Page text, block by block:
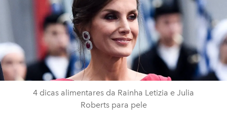
4 dicas alimentares da Rainha Letizia e Julia
Roberts para pele